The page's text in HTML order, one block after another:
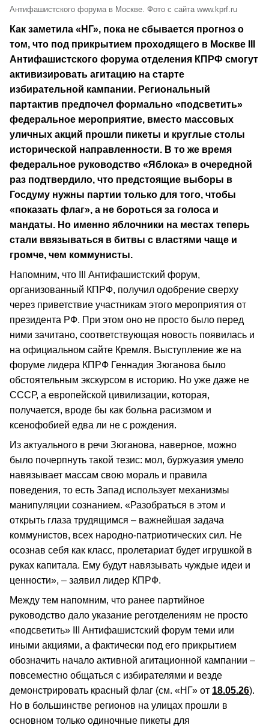
Антифашистского форума в Москве. Фото с сайта www.kprf.ru
Как заметила «НГ», пока не сбывается прогноз о
том, что под прикрытием проходящего в Москве III
Антифашистского форума отделения КПРФ смогут
активизировать агитацию на старте
избирательной кампании. Региональный
партактив предпочел формально «подсветить»
федеральное мероприятие, вместо массовых
уличных акций прошли пикеты и круглые столы
исторической направленности. В то же время
федеральное руководство «Яблока» в очередной
раз подтвердило, что предстоящие выборы в
Госдуму нужны партии только для того, чтобы
«показать флаг», а не бороться за голоса и
мандаты. Но именно яблочники на местах теперь
стали ввязываться в битвы с властями чаще и
громче, чем коммунисты.
Напомним, что III Антифашистский форум,
организованный КПРФ, получил одобрение сверху
через приветствие участникам этого мероприятия от
президента РФ. При этом оно не просто было перед
ними зачитано, соответствующая новость появилась и
на официальном сайте Кремля. Выступление же на
форуме лидера КПРФ Геннадия Зюганова было
обстоятельным экскурсом в историю. Но уже даже не
СССР, а европейской цивилизации, которая,
получается, вроде бы как больна расизмом и
ксенофобией едва ли не с рождения.
Из актуального в речи Зюганова, наверное, можно
было почерпнуть такой тезис: мол, буржуазия умело
навязывает массам свою мораль и правила
поведения, то есть Запад использует механизмы
манипуляции сознанием. «Разобраться в этом и
открыть глаза трудящимся – важнейшая задача
коммунистов, всех народно-патриотических сил. Не
осознав себя как класс, пролетариат будет игрушкой в
руках капитала. Ему будут навязывать чуждые идеи и
ценности», – заявил лидер КПРФ.
Между тем напомним, что ранее партийное
руководство дало указание реготделениям не просто
«подсветить» III Антифашистский форум теми или
иными акциями, а фактически под его прикрытием
обозначить начало активной агитационной кампании –
повсеместно общаться с избирателями и везде
демонстрировать красный флаг (см. «НГ» от 18.05.26).
Но в большинстве регионов на улицах прошли в
основном только одиночные пикеты для